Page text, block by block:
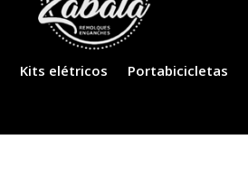
Kits elétricos Portabicicletas